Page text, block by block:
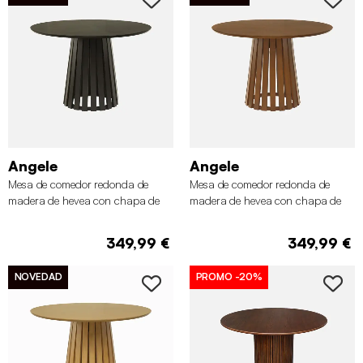
Angele
Mesa de comedor redonda de
madera de hevea con chapa de
349,99 €
Angele
Mesa de comedor redonda de
madera de hevea con chapa de
349,99 €
NOVEDAD PROMO -20%